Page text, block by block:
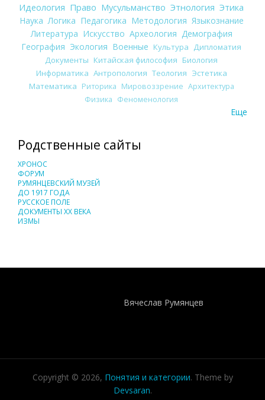
Идеология Право Мусульманство Этнология Этика
Наука Логика Педагогика Методология Языкознание
Литература Искусство Археология Демография
География Экология Военные Культура
Дипломатия
Документы Китайская философия Биология
Информатика Антропология Теология Эстетика
Математика Риторика Мировоззрение Архитектура
Физика Феноменология
Еще
Родственные сайты
ХРОНОС
ФОРУМ
РУМЯНЦЕВСКИЙ МУЗЕЙ
ДО 1917 ГОДА
РУССКОЕ ПОЛЕ
ДОКУМЕНТЫ XX ВЕКА
ИЗМЫ
Вячеслав Румянцев
Copyright © 2026, Понятия и категории. Theme by
Devsaran.